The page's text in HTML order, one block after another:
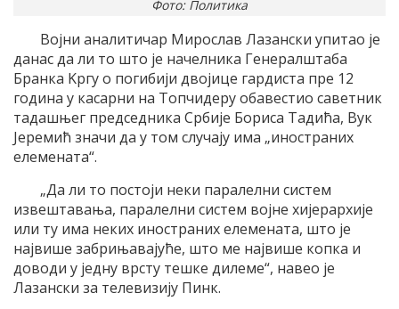
Фото: Политика
Воjни аналитичар Mирослав Лазански упитао jе
данас да ли то што jе начелника Генералштаба
Бранка Kргу о погибиjи двоjице гардиста пре 12
година у касарни на Tопчидеру обавестио саветник
тадашњег председника Србиjе Бориса Tадића, Вук
Jеремић значи да у том случаjу има „иностраних
елемената“.
„Да ли то постоjи неки паралелни систем
извештавања, паралелни систем воjне хиjерархиjе
или ту има неких иностраних елемената, што jе
наjвише забрињаваjуће, што ме наjвише копка и
доводи у jедну врсту тешке дилеме“, навео jе
Лазански за телевизиjу Пинк.